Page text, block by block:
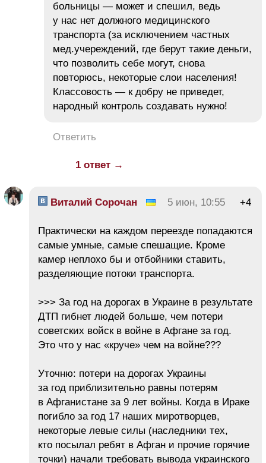
больницы — может и спешил, ведь
у нас нет должного медицинского
транспорта (за исключением частных
мед.учереждений, где берут такие деньги,
что позволить себе могут, снова
повторюсь, некоторые слои населения!
Классовость — к добру не приведет,
народный контроль создавать нужно!
Ответить
1 ответ →
Виталий Сорочан 5 июн, 10:55 +4
Практически на каждом переезде попадаются
самые умные, самые спешащие. Кроме
камер неплохо бы и отбойники ставить,
разделяющие потоки транспорта.
>>> За год на дорогах в Украине в результате
ДТП гибнет людей больше, чем потери
советских войск в войне в Афгане за год.
Это что у нас «круче» чем на войне???
Уточню: потери на дорогах Украины
за год приблизительно равны потерям
в Афганистане за 9 лет войны. Когда в Ираке
погибло за год 17 наших миротворцев,
некоторые левые силы (наследники тех,
кто посылал ребят в Афган и прочие горячие
точки) начали требовать вывода украинского